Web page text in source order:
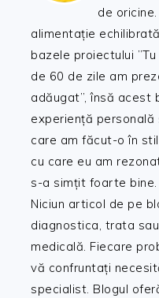
de
alimentație
bazele proiectului
de 60 de zile am
adăugat”, însă acest
experiență
care am făcut-o în
cu care eu am
s-a simțit foarte bine.
Niciun articol de pe
diagnostica, trata
medicală. Fiecare
vă confruntați
specialist. Blogul